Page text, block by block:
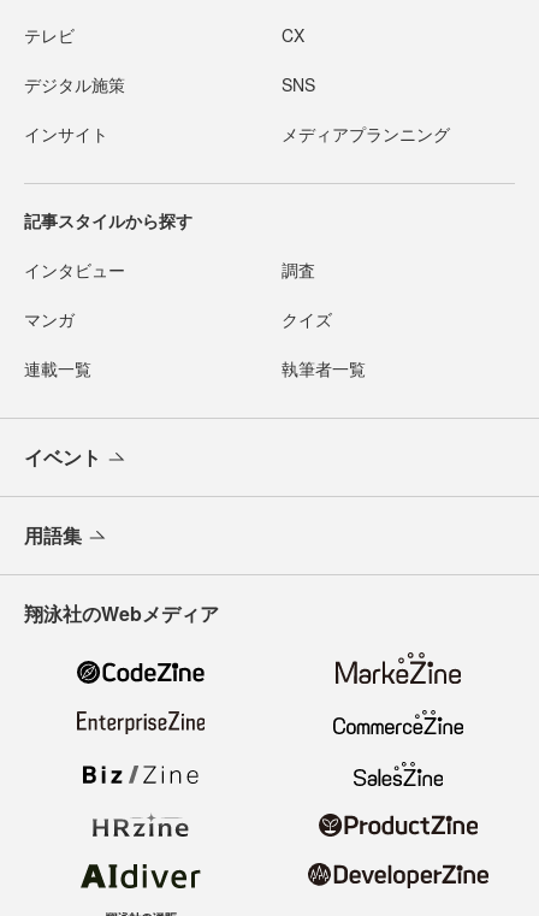
テレビ CX
デジタル施策 SNS
インサイト メディアプランニング
記事スタイルから探す
インタビュー 調査
マンガ クイズ
連載一覧 執筆者一覧
イベント
用語集
翔泳社のWebメディア